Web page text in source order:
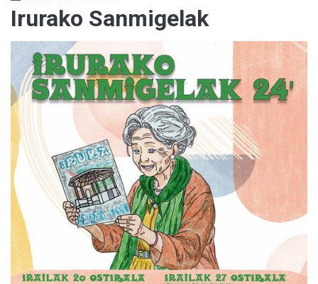
Irurako Sanmigelak